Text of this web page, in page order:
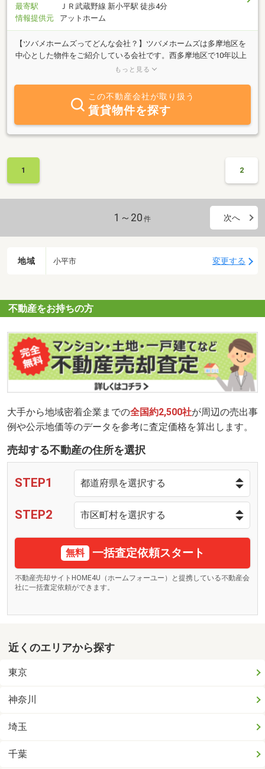
最寄駅
ＪＲ武蔵野線 新小平駅 徒歩4分
情報提供元
アットホーム
【ツバメホームズってどんな会社？】ツバメホームズは多摩地区を
中心とした物件をご紹介している会社です。西多摩地区で10年以上
のベテランアドバイザーが、最適な物件をご紹介いたします。お客
いただきます。少しでも不安や疑問があれば何でもご相談下さい。
【どんな物件を紹介してくれるの？】地元不動産というポディショ
ンを最大限生かすために、取り扱う物件の情報は細やかな所までお
調べいたします。もちろん一般サイトでは公開されないような未公
開物件なども多数ご紹介可能です。また弊社営業は実店舗店舗や事
がご盛栄という嬉しいお話を頂戴しております。お部屋を借りたい
方も、店舗や事務所を借りたい方も、ぜひお気軽にご相談下さい。
もっと見る
この不動産会社が取り扱う
賃貸物件を探す
1 2
1～20 件 次へ
地域 小平市 変更する
不動産をお持ちの方
大手から地域密着企業までの全国約2,500社が周辺の売出事
例や公示地価等のデータを参考に査定価格を算出します。
売却する不動産の住所を選択
STEP1
STEP2
無料 一括査定依頼スタート
不動産売却サイトHOME4U（ホームフォーユー）と提携している不動産会
社に一括査定依頼ができます。
近くのエリアから探す
東京
神奈川
埼玉
千葉